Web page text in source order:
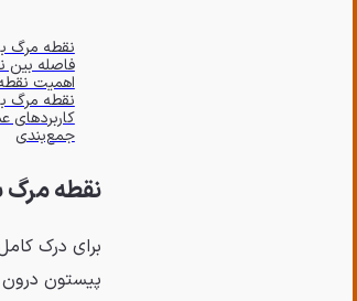
نقطه مرگ
فاصله بین
اهمیت
نقطه مرگ
کاربردهای
جمع‌بندی
نقطه مرگ
برای درک
پیستون